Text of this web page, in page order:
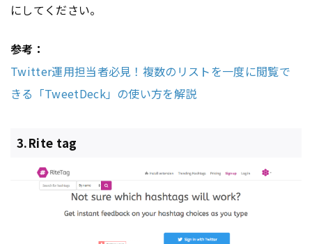
にしてください。
参考：
Twitter運用担当者必見！複数のリストを一度に閲覧で
きる「TweetDeck」の使い方を解説
3.Rite tag